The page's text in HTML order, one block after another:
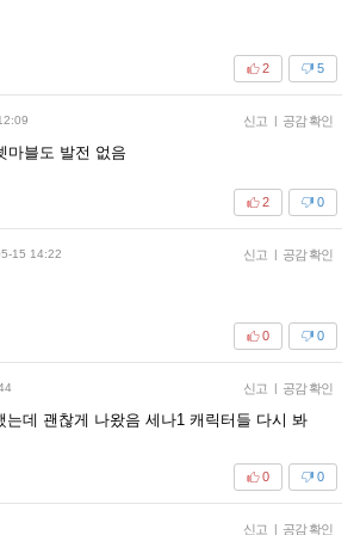
5
2
신고 | 공감 확인
마블도 발전 없음
0
2
15 14:22 신고 | 공감 확인
0
0
신고 | 공감 확인
는데 괜찮게 나왔음 세나1 캐릭터들 다시 봐
0
0
신고 | 공감 확인